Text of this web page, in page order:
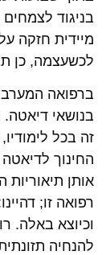
בניגוד
מיידית חזקה
לכשעצמה, כן
ברפואה
בנושאי
זה בכל
החינוך
אותן
רפואה זו;
וכיוצא באלה.
להנחיה